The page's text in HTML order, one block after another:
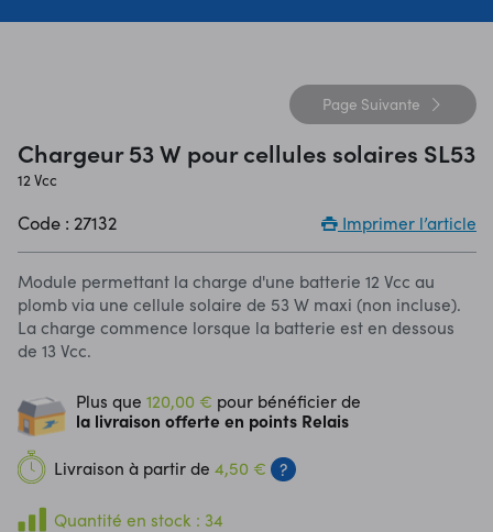
Page Suivante
Chargeur 53 W pour cellules solaires SL53
12 Vcc
Code : 27132 Imprimer l’article
Module permettant la charge d'une batterie 12 Vcc au
plomb via une cellule solaire de 53 W maxi (non incluse).
La charge commence lorsque la batterie est en dessous
de 13 Vcc.
Plus que120,00 € pour bénéficier de
la livraison offerte en points Relais
Livraison à partir de4,50 € ?
Quantité en stock : 34